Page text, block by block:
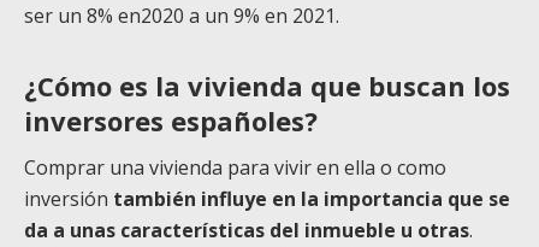
ser un 8% en2020 a un 9% en 2021.
¿Cómo es la vivienda que buscan los
inversores españoles?
Comprar una vivienda para vivir en ella o como
inversión también influye en la importancia que se
da a unas características del inmueble u otras.